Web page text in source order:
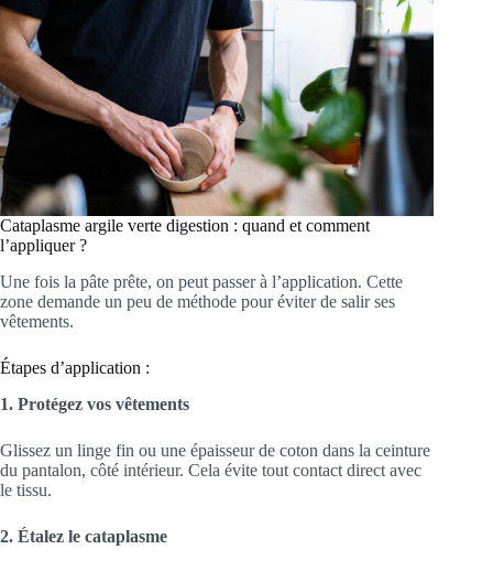
Cataplasme argile verte digestion : quand et comment
l’appliquer ?
Une fois la pâte prête, on peut passer à l’application. Cette
zone demande un peu de méthode pour éviter de salir ses
vêtements.
Étapes d’application :
1. Protégez vos vêtements
Glissez un linge fin ou une épaisseur de coton dans la ceinture
du pantalon, côté intérieur. Cela évite tout contact direct avec
le tissu.
2. Étalez le cataplasme